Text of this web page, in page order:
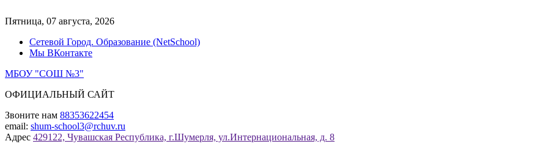
к
Пятница, 07 августа, 2026
Сетевой Город. Образование (NetSchool)
Мы ВКонтакте
МБОУ "СОШ №3"
ОФИЦИАЛЬНЫЙ САЙТ
Звоните нам 88353622454
email: shum-school3@rchuv.ru
Адрес 429122, Чувашская Республика, г.Шумерля, ул.Интернациональная, д. 8